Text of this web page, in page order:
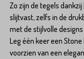
Zo zijn de tegels
slijtvast, zelfs in de
met de stijlvolle
Leg één keer een
voorzien van een